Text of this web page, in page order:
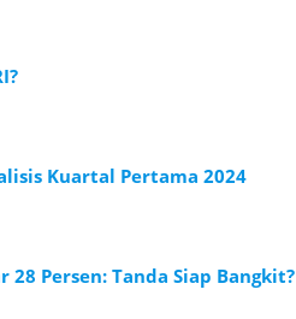
Kuartal Pertama 2024
28 Persen: Tanda Siap Bangkit?